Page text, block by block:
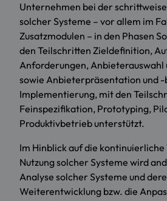
Unternehmen bei der
solcher Systeme – vor allem im
Zusatzmodulen – in den Phasen
den Teilschritten Zieldefinition,
Anforderungen, Anbieterauswahl
sowie Anbieterpräsentation und
Implementierung, mit den
Feinspezifikation, Prototyping,
Produktivbetrieb unterstützt.
Im Hinblick auf die
Nutzung solcher Systeme wird
Analyse solcher Systeme und
Weiterentwicklung bzw. die